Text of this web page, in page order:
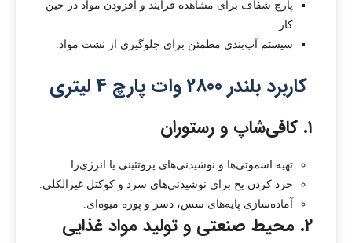
پارچ شفاف برای مشاهده فرآیند و افزودن مواد در حین
کار.
سیستم آب‌بندی مطمئن برای جلوگیری از نشت مواد.
کاربرد بلندر 2800 وات پارچ 4 لیتری
۱. کافی‌شاپ و رستوران
تهیه اسموتی‌ها و نوشیدنی‌های پروتئینی یا انرژی‌زا.
خرد کردن یخ برای نوشیدنی‌های سرد و کوکتل غیرالکلی.
آماده‌سازی پایه‌های سس، دسر و پوره میوه‌ای.
۲. محیط صنعتی و تولید مواد غذایی